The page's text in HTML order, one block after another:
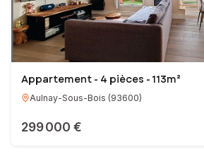
Appartement - 4 pièces - 113m²
Aulnay-Sous-Bois (93600)
299 000 €